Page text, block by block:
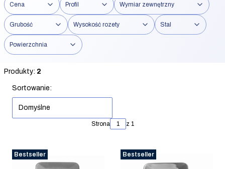
Cena Profil Wymiar zewnętrzny
Grubość Wysokość rozety Stal
Powierzchnia
Koniec filtrów
Produkty: 2
Lista produktów
Sortowanie:
Domyślne
Strona z 1
Bestseller Bestseller